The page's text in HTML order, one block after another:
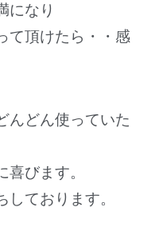
になり
て頂けたら・・感
んどん使っていた
びます。
ております。